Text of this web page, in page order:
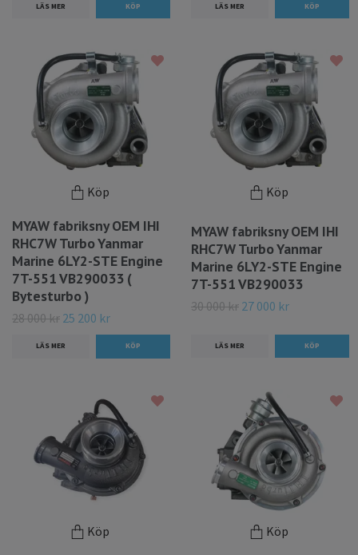
LÄS MER LÄS MER
Köp
MYAW fabriksny OEM IHI
RHC7W Turbo Yanmar
Marine 6LY2-STE Engine
7T-551 VB290033 (
Bytesturbo )
28 000 kr 25 200 kr
LÄS MER
Köp
MYAW fabriksny OEM IHI
RHC7W Turbo Yanmar
Marine 6LY2-STE Engine
7T-551 VB290033
30 000 kr 27 000 kr
LÄS MER
Köp Köp